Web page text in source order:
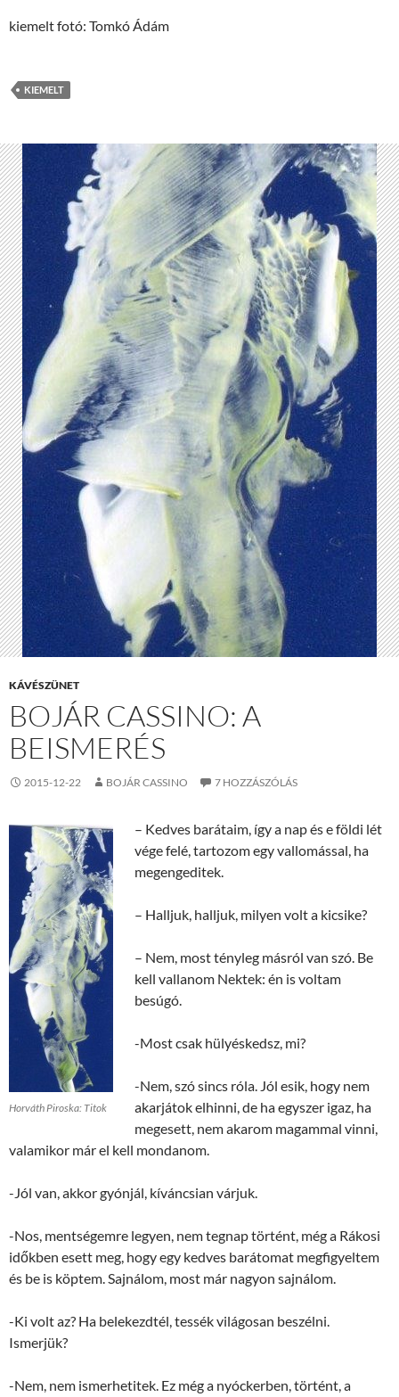
kiemelt fotó: Tomkó Ádám
KIEMELT
KÁVÉSZÜNET
BOJÁR CASSINO: A
BEISMERÉS
2015-12-22 BOJÁR CASSINO 7 HOZZÁSZÓLÁS
Horváth Piroska: Titok
– Kedves barátaim, így a nap és e földi lét
vége felé, tartozom egy vallomással, ha
megengeditek.
– Halljuk, halljuk, milyen volt a kicsike?
– Nem, most tényleg másról van szó. Be
kell vallanom Nektek: én is voltam
besúgó.
-Most csak hülyéskedsz, mi?
-Nem, szó sincs róla. Jól esik, hogy nem
akarjátok elhinni, de ha egyszer igaz, ha
megesett, nem akarom magammal vinni,
valamikor már el kell mondanom.
-Jól van, akkor gyónjál, kíváncsian várjuk.
-Nos, mentségemre legyen, nem tegnap történt, még a Rákosi
időkben esett meg, hogy egy kedves barátomat megfigyeltem
és be is köptem. Sajnálom, most már nagyon sajnálom.
-Ki volt az? Ha belekezdtél, tessék világosan beszélni.
Ismerjük?
-Nem, nem ismerhetitek. Ez még a nyóckerben, történt, a